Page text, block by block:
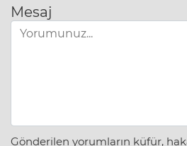
Mesaj
Gönderilen yorumların küfür,